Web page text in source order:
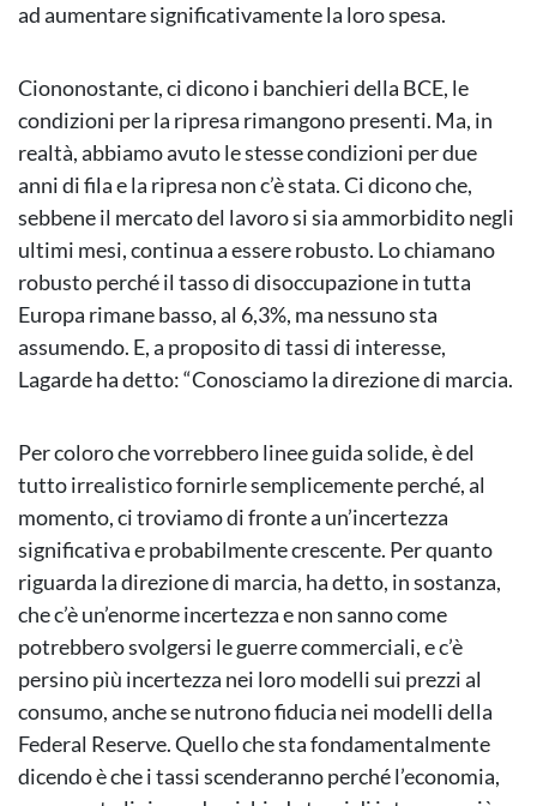
ad aumentare significativamente la loro spesa.
Ciononostante, ci dicono i banchieri della BCE, le
condizioni per la ripresa rimangono presenti. Ma, in
realtà, abbiamo avuto le stesse condizioni per due
anni di fila e la ripresa non c’è stata. Ci dicono che,
sebbene il mercato del lavoro si sia ammorbidito negli
ultimi mesi, continua a essere robusto. Lo chiamano
robusto perché il tasso di disoccupazione in tutta
Europa rimane basso, al 6,3%, ma nessuno sta
assumendo. E, a proposito di tassi di interesse,
Lagarde ha detto: “Conosciamo la direzione di marcia.
Per coloro che vorrebbero linee guida solide, è del
tutto irrealistico fornirle semplicemente perché, al
momento, ci troviamo di fronte a un’incertezza
significativa e probabilmente crescente. Per quanto
riguarda la direzione di marcia, ha detto, in sostanza,
che c’è un’enorme incertezza e non sanno come
potrebbero svolgersi le guerre commerciali, e c’è
persino più incertezza nei loro modelli sui prezzi al
consumo, anche se nutrono fiducia nei modelli della
Federal Reserve. Quello che sta fondamentalmente
dicendo è che i tassi scenderanno perché l’economia,